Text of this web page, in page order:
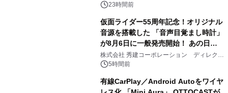
23時間前
仮面ライダー55周年記念！オリジナル
音源を搭載した 「音声目覚まし時計」
が8月6日に一般発売開始！ あの日の
大興奮が今甦る
株式会社 秀建コーポレーション ディレクト
アートギャラリー
5時間前
有線CarPlay／Android Autoをワイヤ